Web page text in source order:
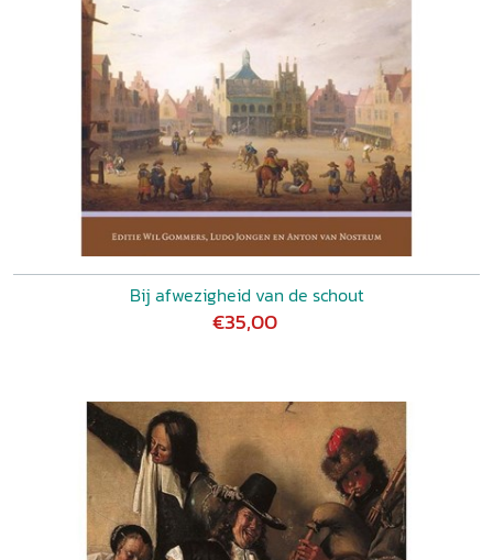
Bij afwezigheid van de schout
€35,00